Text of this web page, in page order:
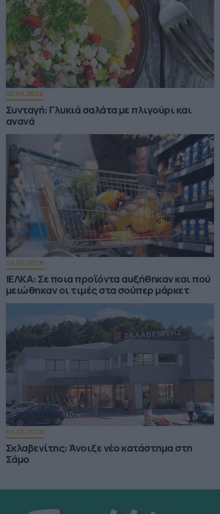
05.08.2026
Συνταγή: Γλυκιά σαλάτα με πλιγούρι και
ανανά
04.08.2026
ΙΕΛΚΑ: Σε ποια προϊόντα αυξήθηκαν και πού
μειώθηκαν οι τιμές στα σούπερ μάρκετ
04.08.2026
Σκλαβενίτης: Άνοιξε νέο κατάστημα στη
Σάμο